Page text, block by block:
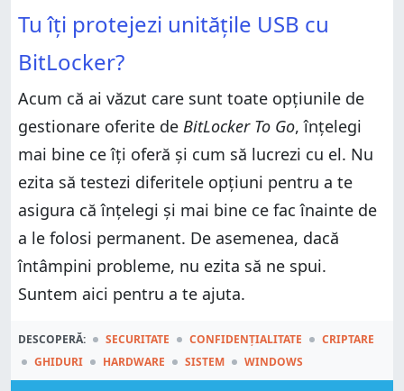
Tu îți protejezi unitățile USB cu
BitLocker?
Acum că ai văzut care sunt toate opțiunile de
gestionare oferite de BitLocker To Go, înțelegi
mai bine ce îți oferă și cum să lucrezi cu el. Nu
ezita să testezi diferitele opțiuni pentru a te
asigura că înțelegi și mai bine ce fac înainte de
a le folosi permanent. De asemenea, dacă
întâmpini probleme, nu ezita să ne spui.
Suntem aici pentru a te ajuta.
DESCOPERĂ: SECURITATE CONFIDENȚIALITATE
CRIPTARE
GHIDURI
HARDWARE SISTEM WINDOWS